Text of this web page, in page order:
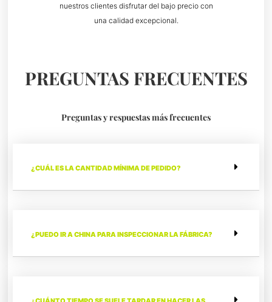
nuestros clientes disfrutar del bajo precio con
una calidad excepcional.
PREGUNTAS FRECUENTES
Preguntas y respuestas más frecuentes
¿CUÁL ES LA CANTIDAD MÍNIMA DE PEDIDO?
¿PUEDO IR A CHINA PARA INSPECCIONAR LA FÁBRICA?